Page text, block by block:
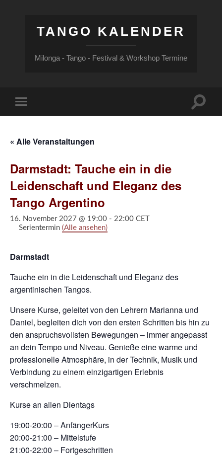
TANGO KALENDER
Milonga - Tango - Festival & Workshop Termine
Menü
« Alle Veranstaltungen
Darmstadt: Tauche ein in die
Leidenschaft und Eleganz des
Tango Argentino
16. November 2027 @ 19:00 - 22:00 CET
Serientermin (Alle ansehen)
Darmstadt
Tauche ein in die Leidenschaft und Eleganz des
argentinischen Tangos.
Unsere Kurse, geleitet von den Lehrern Marianna und
Daniel, begleiten dich von den ersten Schritten bis hin zu
den anspruchsvollsten Bewegungen – immer angepasst
an dein Tempo und Niveau. Genieße eine warme und
professionelle Atmosphäre, in der Technik, Musik und
Verbindung zu einem einzigartigen Erlebnis
verschmelzen.
Kurse an allen Dientags
19:00-20:00 – AnfängerKurs
20:00-21:00 – Mittelstufe
21:00-22:00 – Fortgeschritten